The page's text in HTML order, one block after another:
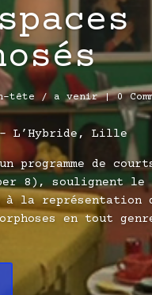
tête / a venir| 0
L’Hybride, Lille
programme de
8), soulignent
la représentation
en tout